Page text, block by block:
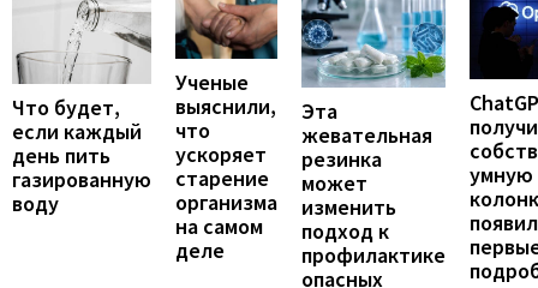
Что будет,
если каждый
день пить
газированную
воду
Ученые
выяснили,
что
ускоряет
старение
организма
на самом
деле
Эта
жевательная
резинка
может
изменить
подход к
профилактике
опасных
умную